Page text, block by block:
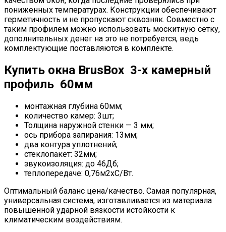
пониженных температурах. Конструкции обеспечивают
герметичность и не пропускают сквозняк. Совместно с
таким профилем можно использовать москитную сетку,
дополнительных денег на это не потребуется, ведь
комплектующие поставляются в комплекте.
Купить окна BrusBox 3-х камерный
профиль 60мм
монтажная глубина 60мм;
количество камер: 3шт;
Толщина наружной стенки — 3 мм;
ось прибора запирания: 13мм;
два контура уплотнений;
стеклопакет: 32мм;
звукоизоляция: до 46Дб;
теплопередаче: 0,76м2хС/Вт.
Оптимальный баланс цена/качество. Самая популярная,
универсальная система, изготавливается из материала
повышенной ударной вязкости истойкости к
климатическим воздействиям.